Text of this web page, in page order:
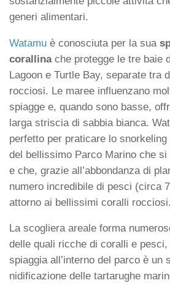
generi alimentari.
Watamu è conosciuta per la sua
corallinache protegge le tre baie
Lagoon e Turtle Bay, separate tra
rocciosi. Le maree influenzano
spiagge e, quando sono basse,
larga striscia di sabbia bianca.
perfetto per praticare lo
del bellissimo Parco Marino che
e che, grazie all’abbondanza di
numero incredibile di pesci (circa
attorno ai bellissimi coralli rocciosi.
La scogliera areale forma
delle quali ricche di coralli e
spiaggia all’interno del parco è un
nidificazione delle tartarughe